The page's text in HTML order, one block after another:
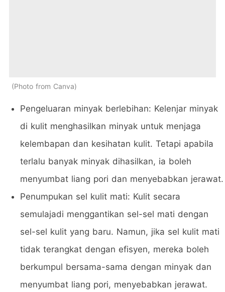
Photo from Canva
Pengeluaran minyak berlebihan: Kelenjar minyak
di kulit menghasilkan minyak untuk menjaga
kelembapan dan kesihatan kulit. Tetapi apabila
terlalu banyak minyak dihasilkan, ia boleh
menyumbat liang pori dan menyebabkan jerawat.
Penumpukan sel kulit mati: Kulit secara
semulajadi menggantikan sel-sel mati dengan
sel-sel kulit yang baru. Namun, jika sel kulit mati
tidak terangkat dengan efisyen, mereka boleh
berkumpul bersama-sama dengan minyak dan
menyumbat liang pori, menyebabkan jerawat.